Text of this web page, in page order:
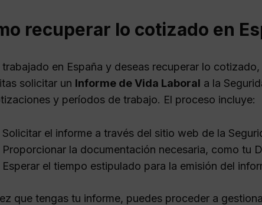
recuperar lo cotizado en
trabajado en España y deseas recuperar lo
solicitar un Informe de Vida Laboral a la
y períodos de trabajo. El proceso incluye:
Solicitar el informe a través del sitio web de la
Proporcionar la documentación necesaria, como tu
Esperar el tiempo estipulado para la emisión del
que tengas tu informe, puedes proceder a